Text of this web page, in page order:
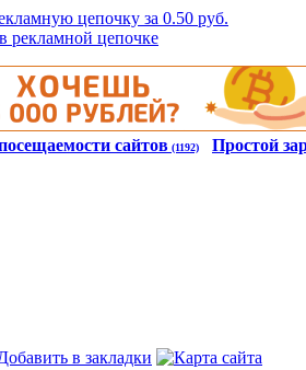
сайтов (1192)
Простой